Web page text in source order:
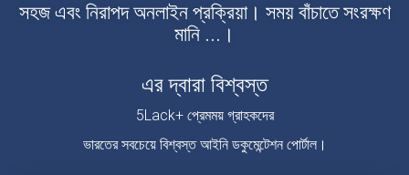
সহজ এবং নিরাপদ অনলাইন প্রক্রিয়া। সময় বাঁচাতে সংরক্ষণ
মানি ...।
এর দ্বারা বিশ্বস্ত
5Lack+ প্রেমময় গ্রাহকদের
ভারতের সবচেয়ে বিশ্বস্ত আইনি ডকুমেন্টেশন পোর্টাল।